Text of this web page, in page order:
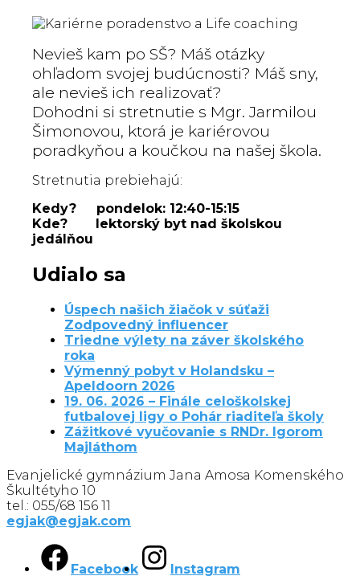
Nevieš kam po SŠ? Máš otázky
ohľadom svojej budúcnosti? Máš sny,
ale nevieš ich realizovať?
Dohodni si stretnutie s Mgr. Jarmilou
Šimonovou, ktorá je kariérovou
poradkyňou a koučkou na našej škola.
Stretnutia prebiehajú:
Kedy? pondelok: 12:40-15:15
Kde? lektorský byt nad školskou
jedálňou
Udialo sa
Úspech našich žiačok v súťaži
Zodpovedný influencer
Triedne výlety na záver školského
roka
Výmenný pobyt v Holandsku –
Apeldoorn 2026
19. 06. 2026 – Finále celoškolskej
futbalovej ligy o Pohár riaditeľa školy
Zážitkové vyučovanie s RNDr. Igorom
Majláthom
Evanjelické gymnázium Jana Amosa Komenského
Škultétyho 10
tel.: 055/68 156 11
egjak@egjak.com
Facebook Instagram